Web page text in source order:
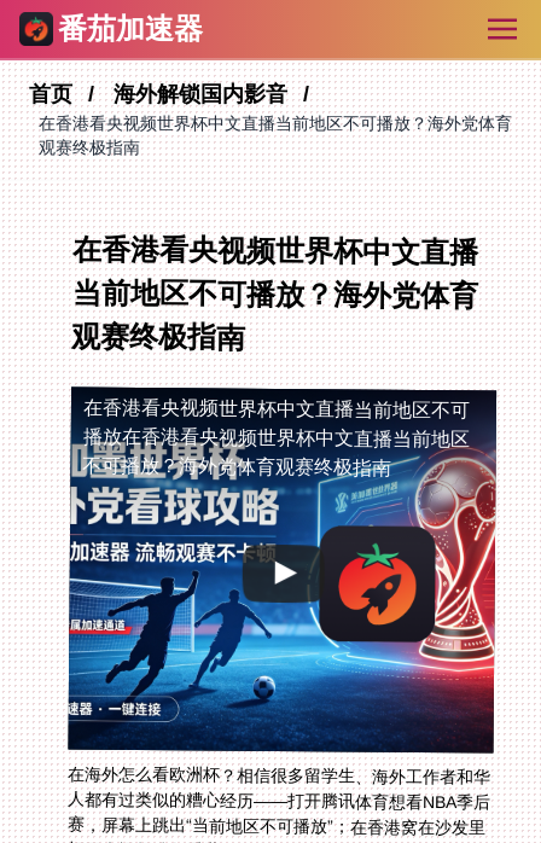
番茄加速器
首页 海外解锁国内影音
在香港看央视频世界杯中文直播当前地区不可播放？海外党体育
观赛终极指南
在香港看央视频世界杯中文直播
当前地区不可播放？海外党体育
观赛终极指南
在香港看央视频世界杯中文直播当前地区不可
播放在香港看央视频世界杯中文直播当前地区
不可播放？海外党体育观赛终极指南
在海外怎么看欧洲杯？相信很多留学生、海外工作者和华
人都有过类似的糟心经历——打开腾讯体育想看NBA季后
赛，屏幕上跳出“当前地区不可播放”；在香港窝在沙发里
打开央视频准备看世界杯中文直播，却被版权限制拦在门
外；甚至在日本通勤路上刷咪咕视频的足球集锦，也因为
IP不在国内被无情拦截。这些问题的根源很简单：国内体
育平台的版权协议大多仅限中国大陆地区播放，海外IP自
然无法访问。今天这篇指南，不仅会帮你拆解这些地区限
制的解决办法，还会推荐一款能覆盖你所有观赛场景的工
具，让你轻松解锁央视频、咪咕视频等平台的高清直播和